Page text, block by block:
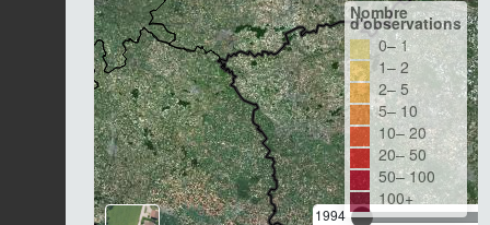
1994
Nombre
d'observations
0– 1
1– 2
2– 5
5– 10
10– 20
20– 50
50– 100
100+